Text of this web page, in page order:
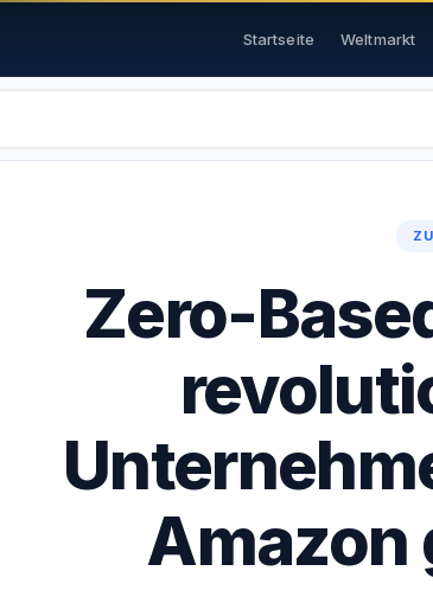
Startseite Weltmarkt
Zero-
Amazon